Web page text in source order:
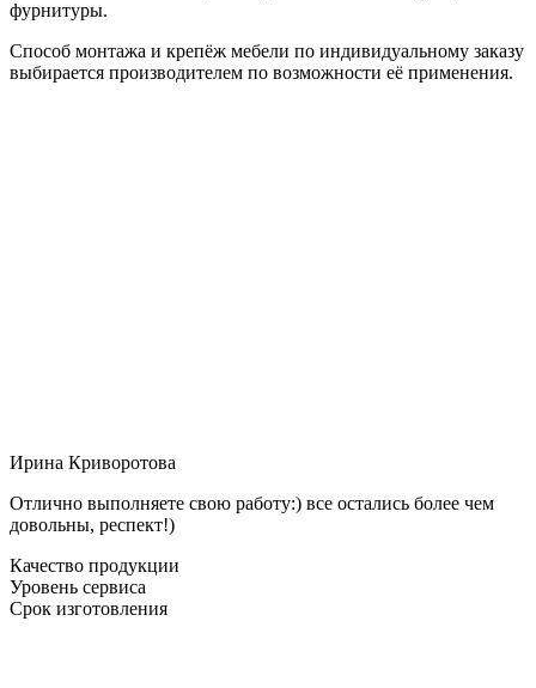
фурнитуры.
Способ монтажа и крепёж мебели по индивидуальному заказу
выбирается производителем по возможности её применения.
Ирина Криворотова
Отлично выполняете свою работу:) все остались более чем
довольны, респект!)
Качество продукции
Уровень сервиса
Срок изготовления